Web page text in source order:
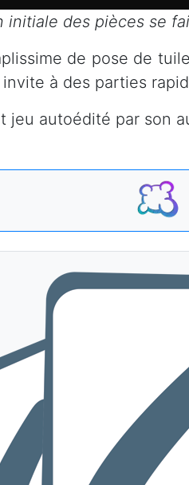
initiale des pièces se
de pose de
à des parties
jeu autoédité par son